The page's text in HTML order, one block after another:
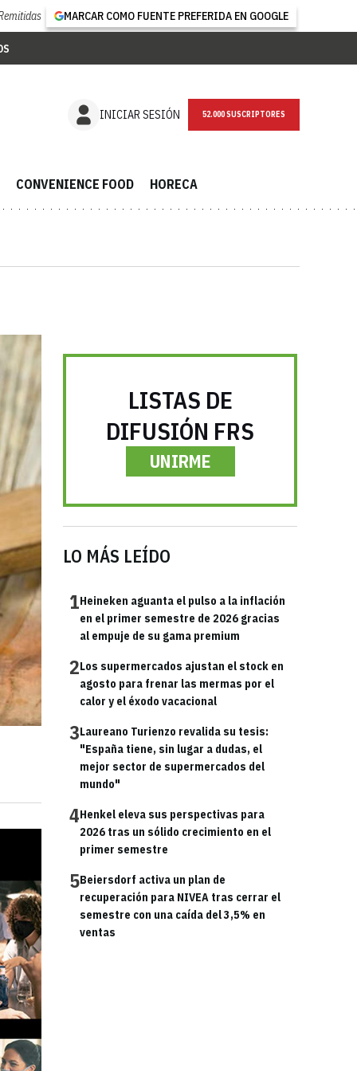
MARCAR COMO FUENTE PREFERIDA EN GOOGLE
INICIAR SESIÓN NEWSLETTER
CONVENIENCE FOOD HORECA
LISTAS DE
DIFUSIÓN FRS
UNIRME
LO MÁS LEÍDO
1Heineken aguanta el pulso a la inflación
en el primer semestre de 2026 gracias
al empuje de su gama premium
2Los supermercados ajustan el stock en
agosto para frenar las mermas por el
calor y el éxodo vacacional
3Laureano Turienzo revalida su tesis:
"España tiene, sin lugar a dudas, el
mejor sector de supermercados del
mundo"
4Henkel eleva sus perspectivas para
2026 tras un sólido crecimiento en el
primer semestre
5Beiersdorf activa un plan de
recuperación para NIVEA tras cerrar el
semestre con una caída del 3,5% en
ventas